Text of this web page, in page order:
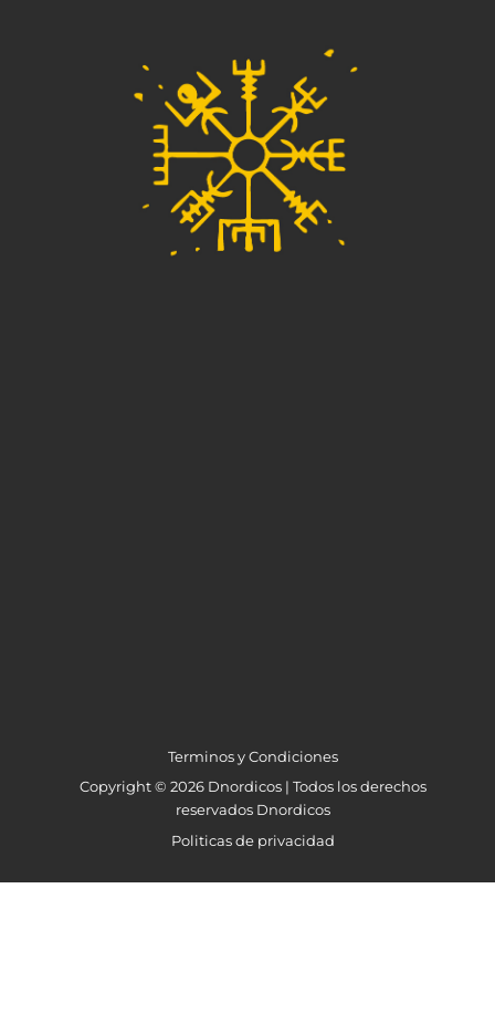
Terminos y Condiciones
Copyright © 2026 Dnordicos | Todos los derechos
reservados Dnordicos
Politicas de privacidad